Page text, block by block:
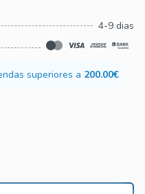
íntimos inesquecíveis.
o seu
Polo hoje mesmo e
com o seu parceiro.
4-9 dias
superiores a 200.00€